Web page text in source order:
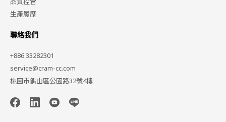
生產履歷
聯絡我們
+886 33282301
service@cram-cc.com
桃園市龜山區公園路32號4樓